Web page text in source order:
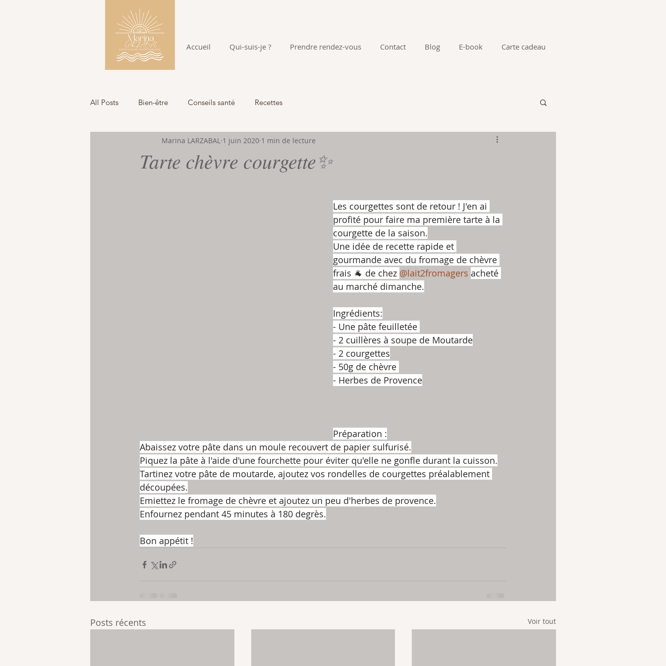
Accueil Qui-suis-je ? Prendre rendez-vous Contact Blog E-book Carte cadeau
All Posts Bien-être Conseils santé Recettes
Tarte chèvre courgette✨
Marina LARZABAL 1 juin 2020 1 min de lecture
Les courgettes sont de retour ! J'en ai
profité pour faire ma première tarte à la
courgette de la saison.
Une idée de recette rapide et
gourmande avec du fromage de chèvre
frais 🐐 de chez @lait2fromagers acheté
au marché dimanche.
Ingrédients:
- Une pâte feuilletée
- 2 cuillères à soupe de Moutarde
- 2 courgettes
- 50g de chèvre
- Herbes de Provence
Préparation :
Abaissez votre pâte dans un moule recouvert de papier sulfurisé.
Piquez la pâte à l'aide d'une fourchette pour éviter qu'elle ne gonfle durant la cuisson.
Tartinez votre pâte de moutarde, ajoutez vos rondelles de courgettes préalablement
découpées.
Emiettez le fromage de chèvre et ajoutez un peu d'herbes de provence.
Enfournez pendant 45 minutes à 180 degrès.
Bon appétit !
Posts récents Voir tout